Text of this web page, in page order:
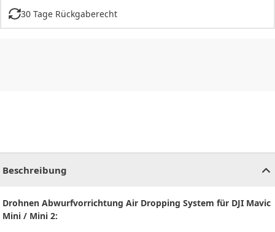
30 Tage Rückgaberecht
Beschreibung
Drohnen Abwurfvorrichtung Air Dropping System für DJI Mavic
Mini / Mini 2: